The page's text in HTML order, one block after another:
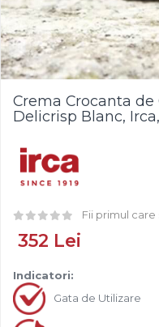
Alune de Padure
Arahide
Fructe Liofilizate
Compot si Cocktail
Aroma Vanilie
Aroma Rom
Zahar
Isomalt
Crocant / Crumble
Lapte Condensat
Topping
Creme de Fructe
Umpluturi de Fructe
Bastonase Lemn
Gratare
Ustensile - Diverse
Crema Crocanta
Delicrisp Blanc,
Fii primul care
352 Lei
Indicatori:
Gata de Utilizare